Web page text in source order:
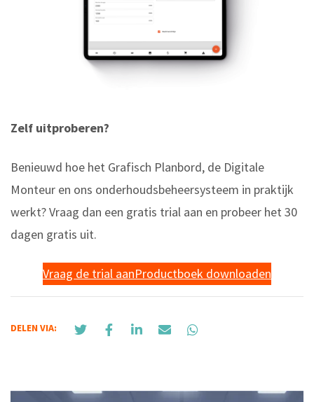
Zelf uitproberen?
Benieuwd hoe het Grafisch Planbord, de Digitale
Monteur en ons onderhoudsbeheersysteem in praktijk
werkt? Vraag dan een gratis trial aan en probeer het 30
dagen gratis uit.
Vraag de trial aanProductboek downloaden
DELEN VIA: